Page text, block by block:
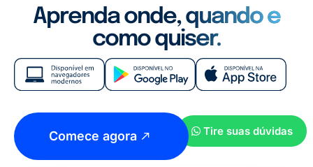
Aprenda onde, quando e
como quiser.
Comece agora Tire suas dúvidas